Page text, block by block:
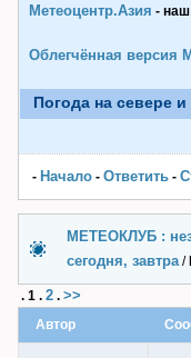
Метеоцентр.Азия - наш
Облегчённая версия
Погода на севере и
- Начало - Ответить -
МЕТЕОКЛУБ :
сегодня, завтра/
. 1 . 2 . >>
Автор